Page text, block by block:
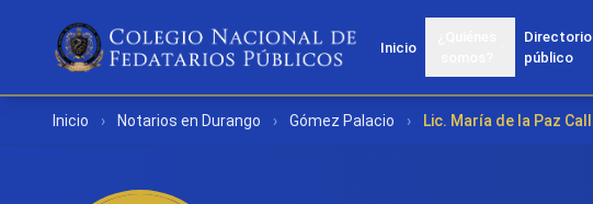
Inicio
Directorio
público
Inicio › Notarios en Durango › Gómez Palacio › Lic. María de la Paz